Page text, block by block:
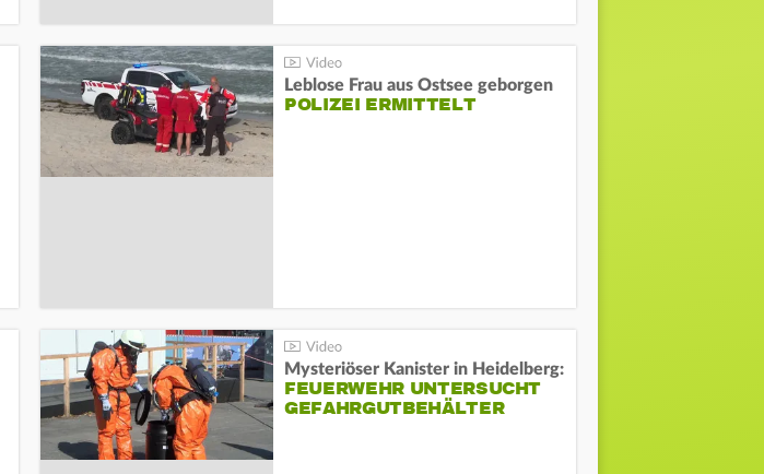
Leblose Frau aus Ostsee geborgen
POLIZEI ERMITTELT
Mysteriöser Kanister in Heidelberg:
FEUERWEHR UNTERSUCHT
GEFAHRGUTBEHÄLTER